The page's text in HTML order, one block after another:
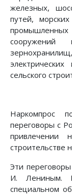
железных,
путей,
сооружений
сельского
Наркомпрос
переговоры с
привлечении
строительстве
Эти
И. Лениным.
специальном